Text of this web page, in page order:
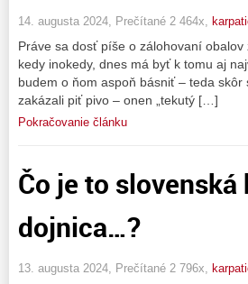
14. augusta 2024, Prečítané 2 464x,
Práve sa dosť píše o zálohovaní
kedy inokedy, dnes má byť k tomu aj
budem o ňom aspoň básniť – teda
zakázali piť pivo – onen „tekutý […]
Pokračovanie článku
Čo je to
dojnica…?
13. augusta 2024, Prečítané 2 796x,